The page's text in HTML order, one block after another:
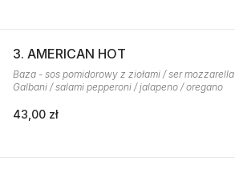
3. AMERICAN HOT
Baza - sos pomidorowy z ziołami / ser mozzarella
Galbani / salami pepperoni / jalapeno / oregano
43,00 zł